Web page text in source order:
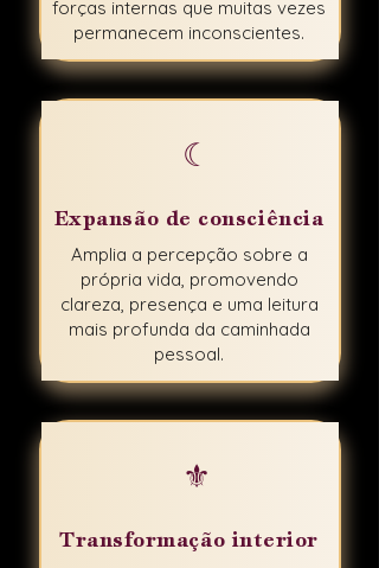
forças internas que muitas vezes
permanecem inconscientes.
☾
Expansão de consciência
Amplia a percepção sobre a
própria vida, promovendo
clareza, presença e uma leitura
mais profunda da caminhada
pessoal.
⚜
Transformação interior